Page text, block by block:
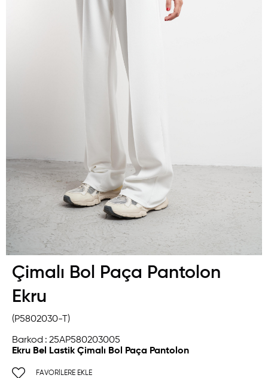
Çimalı Bol Paça Pantolon
Ekru
(P5802030-T)
Barkod : 25AP580203005
Ekru Bel Lastik Çimalı Bol Paça Pantolon
FAVORILERE EKLE